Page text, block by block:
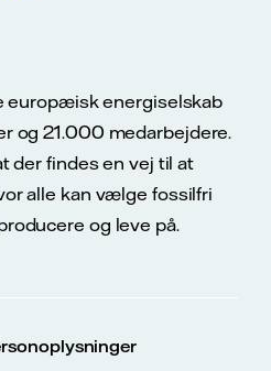
europæisk energiselskab
og 21.000 medarbejdere.
der findes en vej til at
alle kan vælge fossilfri
og leve på.